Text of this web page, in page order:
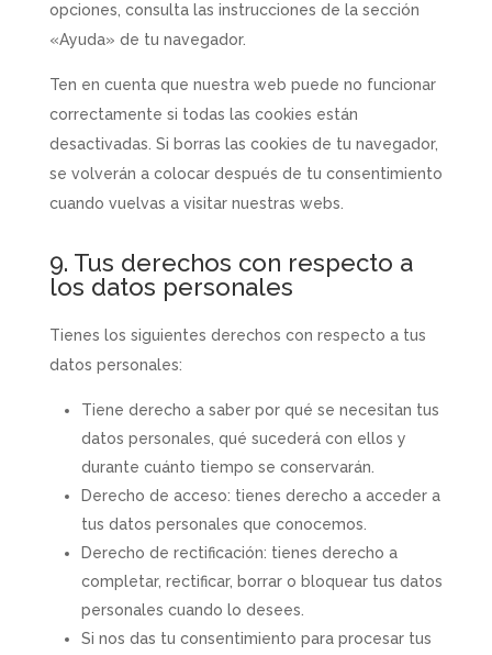
opciones, consulta las instrucciones de la sección
«Ayuda» de tu navegador.
Ten en cuenta que nuestra web puede no funcionar
correctamente si todas las cookies están
desactivadas. Si borras las cookies de tu navegador,
se volverán a colocar después de tu consentimiento
cuando vuelvas a visitar nuestras webs.
9. Tus derechos con respecto a
los datos personales
Tienes los siguientes derechos con respecto a tus
datos personales:
Tiene derecho a saber por qué se necesitan tus
datos personales, qué sucederá con ellos y
durante cuánto tiempo se conservarán.
Derecho de acceso: tienes derecho a acceder a
tus datos personales que conocemos.
Derecho de rectificación: tienes derecho a
completar, rectificar, borrar o bloquear tus datos
personales cuando lo desees.
Si nos das tu consentimiento para procesar tus